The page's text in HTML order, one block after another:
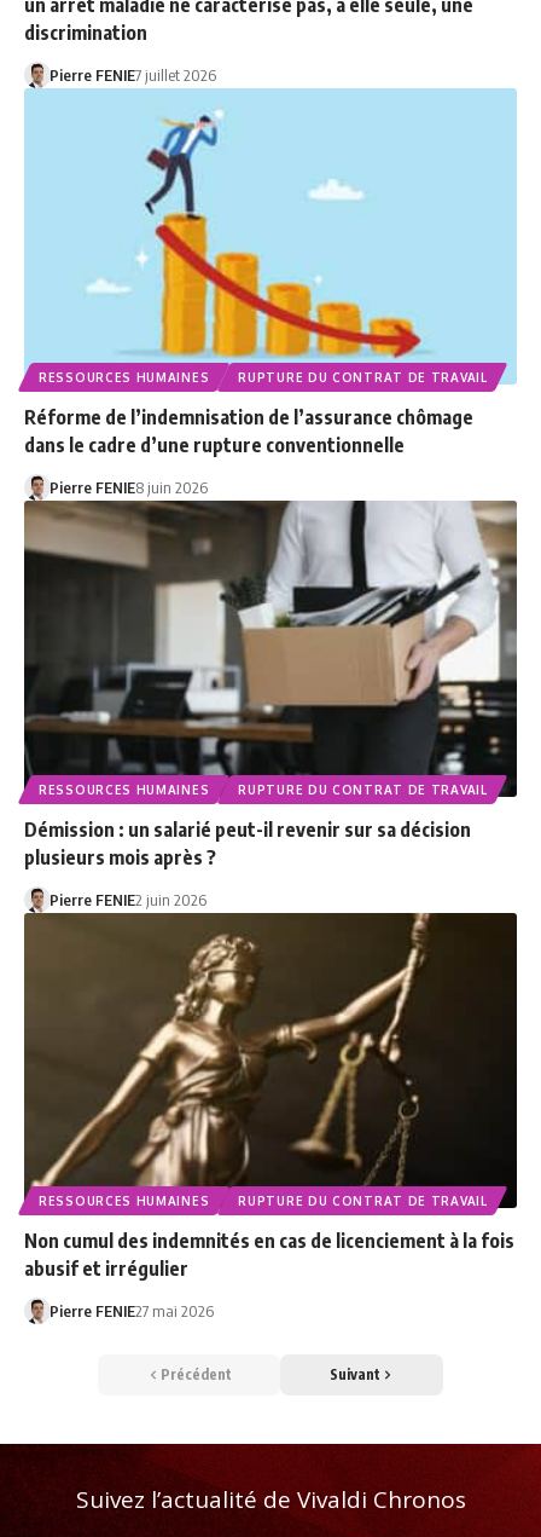
discrimination
Pierre FENIE7 juillet 2026
RESSOURCES HUMAINES RUPTURE DU CONTRAT DE TRAVAIL
Réforme de l’indemnisation de l’assurance chômage
dans le cadre d’une rupture conventionnelle
Pierre FENIE8 juin 2026
RESSOURCES HUMAINES RUPTURE DU CONTRAT DE TRAVAIL
Démission : un salarié peut-il revenir sur sa décision
plusieurs mois après ?
Pierre FENIE2 juin 2026
RESSOURCES HUMAINES RUPTURE DU CONTRAT DE TRAVAIL
Non cumul des indemnités en cas de licenciement à la fois
abusif et irrégulier
Pierre FENIE27 mai 2026
Précédent Suivant
Suivez l’actualité de Vivaldi Chronos